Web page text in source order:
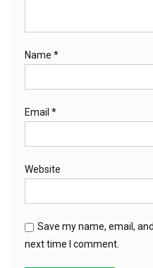
Name *
Email *
Website
Save my name, email,
next time I comment.